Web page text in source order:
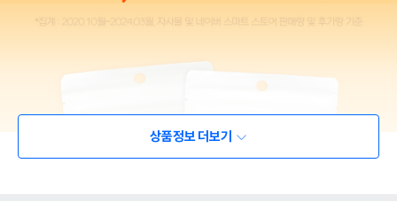
상품정보 더보기